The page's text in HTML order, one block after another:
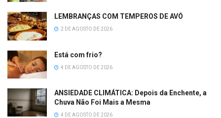
LEMBRANÇAS COM TEMPEROS DE AVÓ
2 DE AGOSTO DE 2026
Está com frio?
4 DE AGOSTO DE 2026
ANSIEDADE CLIMÁTICA: Depois da Enchente, a
Chuva Não Foi Mais a Mesma
4 DE AGOSTO DE 2026